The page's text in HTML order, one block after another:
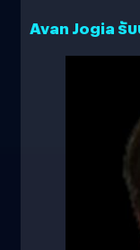
Avan Jogia รั